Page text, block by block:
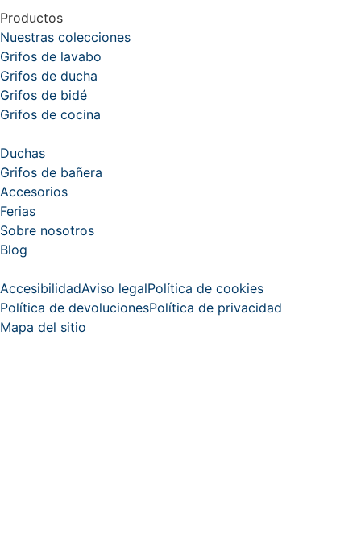
Productos
Nuestras colecciones
Grifos de lavabo
Grifos de ducha
Grifos de bidé
Grifos de cocina
Duchas
Grifos de bañera
Accesorios
Ferias
Sobre nosotros
Blog
AccesibilidadAviso legalPolítica de cookies
Política de devolucionesPolítica de privacidad
Mapa del sitio